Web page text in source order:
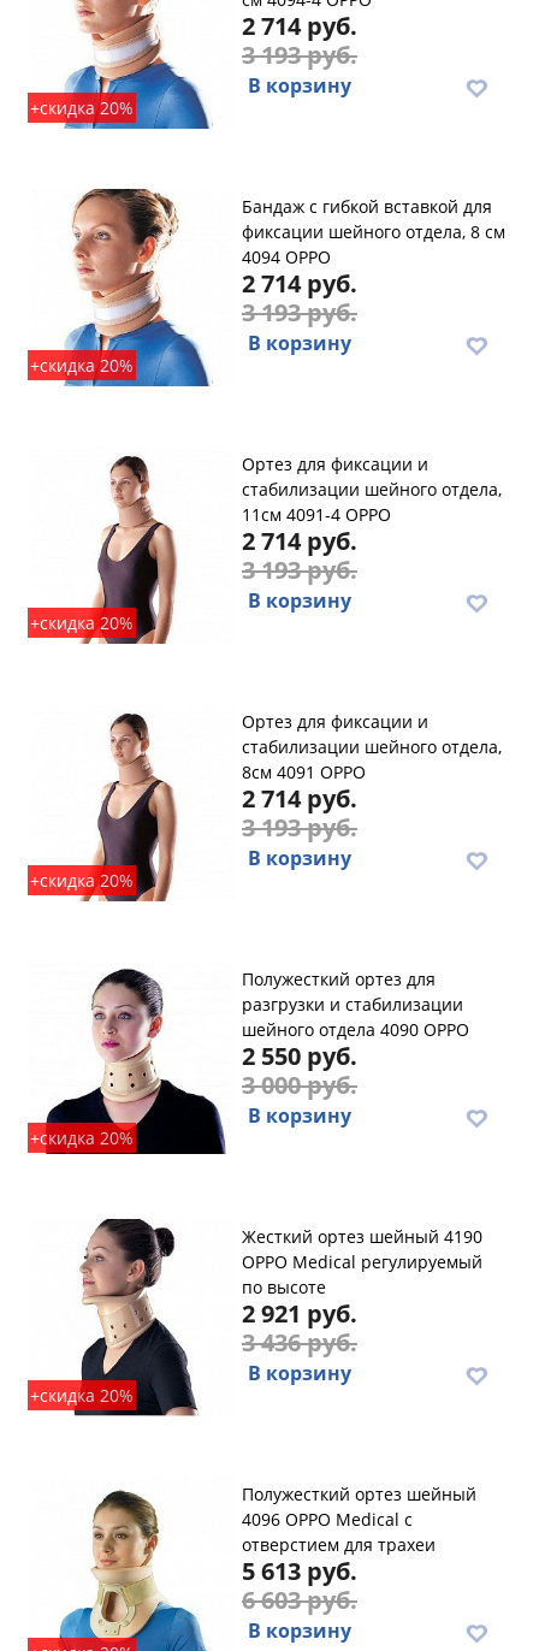
+скидка 20%
2 714 руб.
3 193 руб.
В корзину
+скидка 20%
Бандаж с гибкой вставкой для
фиксации шейного отдела, 8 см
4094 OPPO
2 714 руб.
3 193 руб.
В корзину
+скидка 20%
Ортез для фиксации и
стабилизации шейного отдела,
11см 4091-4 OPPO
2 714 руб.
3 193 руб.
В корзину
+скидка 20%
Ортез для фиксации и
стабилизации шейного отдела,
8см 4091 OPPO
2 714 руб.
3 193 руб.
В корзину
+скидка 20%
Полужесткий ортез для
разгрузки и стабилизации
шейного отдела 4090 OPPO
2 550 руб.
3 000 руб.
В корзину
+скидка 20%
Жесткий ортез шейный 4190
OPPO Medical регулируемый
по высоте
2 921 руб.
3 436 руб.
В корзину
Полужесткий ортез шейный
4096 OPPO Medical c
отверстием для трахеи
5 613 руб.
6 603 руб.
В корзину